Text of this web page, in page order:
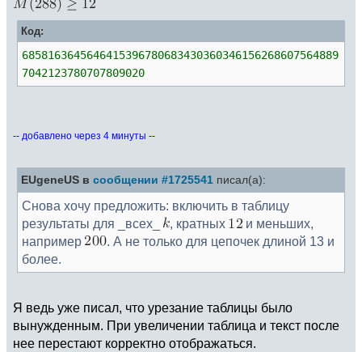
Код:
6858163645646415396780683430360346156268607564889
7042123780707809020
-- добавлено через 4 минуты --
EUgeneUS в сообщении #1725541 писал(а):
Снова хочу предложить: включить в таблицу
результаты для _вcех_
, кратных
и меньших,
например
. А не только для цепочек длиной 13 и
более.
Я ведь уже писал, что урезание таблицы было
вынужденным. При увеличении таблица и текст после
нее перестают корректно отображаться.